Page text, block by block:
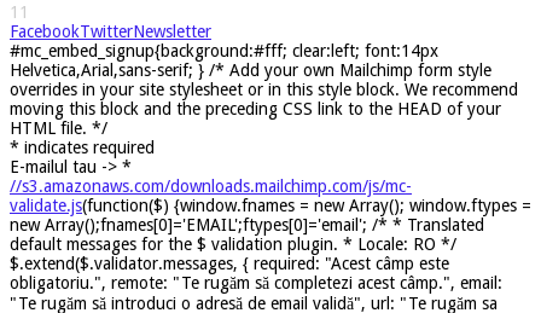
11
FacebookTwitterNewsletter
#mc_embed_signup{background:#fff; clear:left; font:14px
Helvetica,Arial,sans-serif; } /* Add your own Mailchimp form style
overrides in your site stylesheet or in this style block. We recommend
moving this block and the preceding CSS link to the HEAD of your
HTML file. */
* indicates required
E-mailul tau -> *
//s3.amazonaws.com/downloads.mailchimp.com/js/mc-
validate.js(function($) {window.fnames = new Array(); window.ftypes =
new Array();fnames[0]='EMAIL';ftypes[0]='email'; /* * Translated
default messages for the $ validation plugin. * Locale: RO */
$.extend($.validator.messages, { required: "Acest câmp este
obligatoriu.", remote: "Te rugăm să completezi acest câmp.", email:
"Te rugăm să introduci o adresă de email validă", url: "Te rugăm sa